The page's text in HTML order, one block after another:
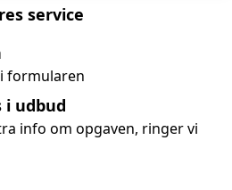
service
formularen
i udbud
info om opgaven, ringer vi